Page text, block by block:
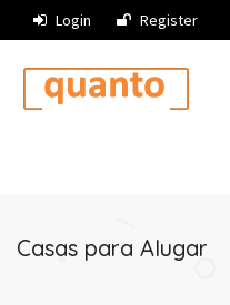
Login Register
Casas para Alugar